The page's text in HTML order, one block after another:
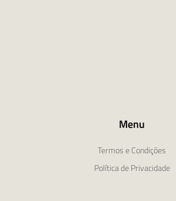
Menu
Termos e Condições
Política de Privacidade